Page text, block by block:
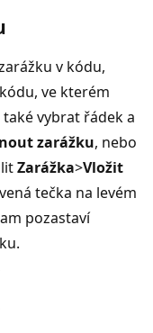
v kódu,
ve kterém
vybrat řádek a
zarážku, nebo
Zarážka>Vložit
tečka na levém
pozastaví